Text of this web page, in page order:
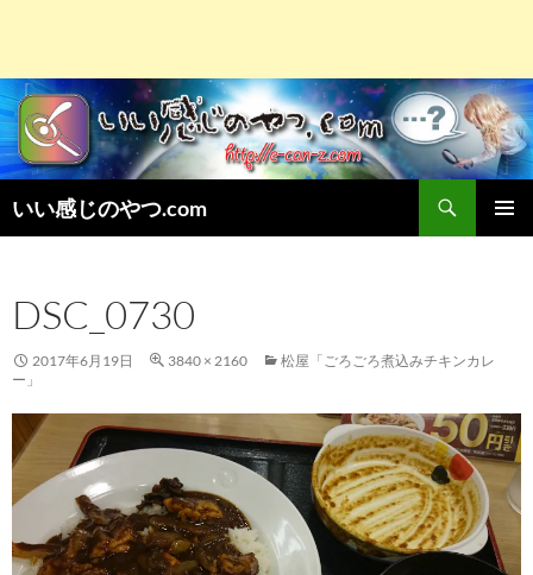
いい感じのやつ.com
索
ン
ツ
へ
ス
プ
DSC_0730
2017年6月19日 3840 × 2160
松屋「ごろごろ煮込みチキンカレ
ー」